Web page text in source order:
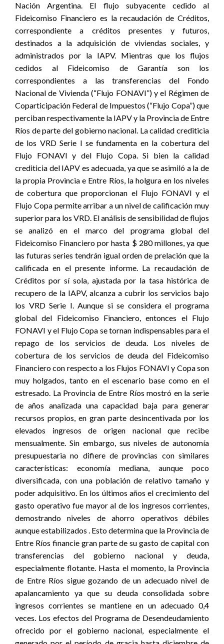
Nación Argentina. El flujo subyacente cedido al
Fideicomiso Financiero es la recaudación de Créditos,
correspondiente a créditos presentes y futuros,
destinados a la adquisición de viviendas sociales, y
administrados por la IAPV. Mientras que los flujos
cedidos al Fideicomiso de Garantía son los
correspondientes a las transferencias del Fondo
Nacional de Vivienda (“Flujo FONAVI”) y el Régimen de
Coparticipación Federal de Impuestos (“Flujo Copa”) que
perciban respectivamente la IAPV y la Provincia de Entre
Ríos de parte del gobierno nacional. La calidad crediticia
de los VRD Serie I se fundamenta en la cobertura del
Flujo FONAVI y del Flujo Copa. Si bien la calidad
crediticia del IAPV es adecuada, ya que se asimiló a la de
la propia Provincia e Entre Ríos, la holgura en los niveles
de cobertura que proporcionan el Flujo FONAVI y el
Flujo Copa permite arribar a un nivel de calificación muy
superior para los VRD. El análisis de sensibilidad de flujos
se analizó en el marco del programa global del
Fideicomiso Financiero por hasta $ 280 millones, ya que
las futuras series tendrán igual orden de prelación que la
calificada en el presente informe. La recaudación de
Créditos por sí sola, ajustada por la tasa histórica de
recupero de la IAPV, alcanza a cubrir los servicios bajo
los VRD Serie I. Aunque si se considera el programa
global del Fideicomiso Financiero, entonces el Flujo
FONAVI y el Flujo Copa se tornan indispensables para el
repago de los servicios de deuda. Los niveles de
cobertura de los servicios de deuda del Fideicomiso
Financiero con respecto a los Flujos FONAVI y Copa son
muy holgados, tanto en el escenario base como en el
estresado. La Provincia de Entre Ríos mostró en la serie
de años analizada una capacidad baja para generar
recursos propios, en gran parte desincentivada por los
elevados ingresos de origen nacional que recibe
mensualmente. Sin embargo, sus niveles de autonomía
presupuestaria no difiere de provincias con similares
características: economía mediana, aunque poco
diversificada, con una población de relativo tamaño y
poder adquisitivo. En los últimos años el crecimiento del
gasto operativo fue mayor al de los ingresos corrientes,
demostrando niveles de ahorro operativos débiles
aunque estabilizados . Esto determina que la Provincia de
Entre Ríos financie gran parte de su gasto de capital con
transferencias del gobierno nacional y deuda,
especialmente flotante. Hasta el momento, la Provincia
de Entre Ríos sigue gozando de un adecuado nivel de
apalancamiento ya que su deuda consolidada sobre
ingresos corrientes se mantiene en un adecuado 0,4
veces. Los efectos del Programa de Desendeudamiento
ofrecido por el gobierno nacional, especialmente el